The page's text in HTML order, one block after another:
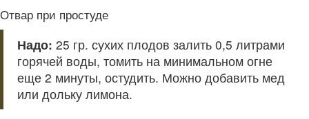
Отвар при простуде
Надо: 25 гр. сухих плодов залить 0,5 литрами
горячей воды, томить на минимальном огне
еще 2 минуты, остудить. Можно добавить мед
или дольку лимона.